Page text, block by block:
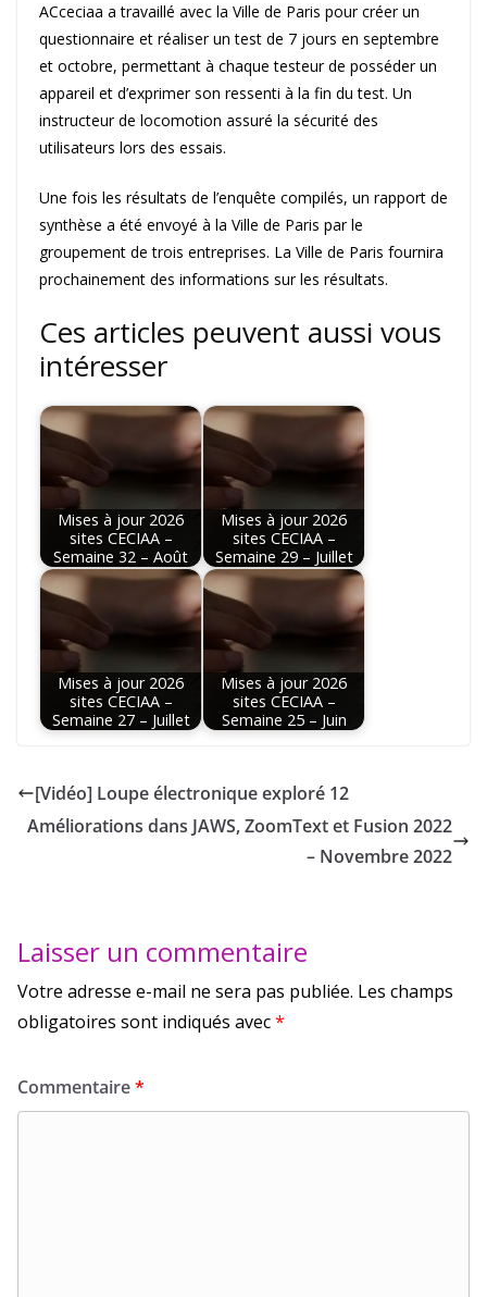
ACceciaa a travaillé avec la Ville de Paris pour créer un
questionnaire et réaliser un test de 7 jours en septembre
et octobre, permettant à chaque testeur de posséder un
appareil et d’exprimer son ressenti à la fin du test. Un
instructeur de locomotion assuré la sécurité des
utilisateurs lors des essais.
Une fois les résultats de l’enquête compilés, un rapport de
synthèse a été envoyé à la Ville de Paris par le
groupement de trois entreprises. La Ville de Paris fournira
prochainement des informations sur les résultats.
Ces articles peuvent aussi vous
intéresser
Mises à jour 2026
sites CECIAA –
Semaine 32 – Août
Mises à jour 2026
sites CECIAA –
Semaine 29 – Juillet
Mises à jour 2026
sites CECIAA –
Semaine 27 – Juillet
Mises à jour 2026
sites CECIAA –
Semaine 25 – Juin
[Vidéo] Loupe électronique exploré 12
Améliorations dans JAWS, ZoomText et Fusion 2022
– Novembre 2022
Laisser un commentaire
Votre adresse e-mail ne sera pas publiée. Les champs
obligatoires sont indiqués avec*
Commentaire*